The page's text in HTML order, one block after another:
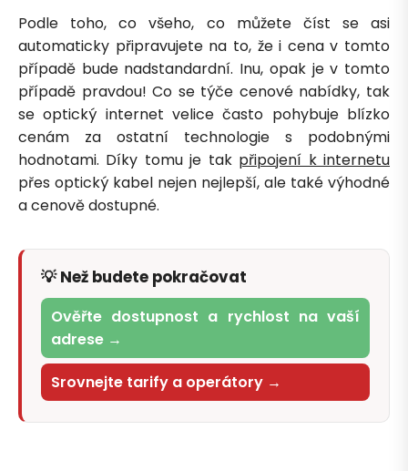
Podle toho, co všeho, co můžete číst se asi
automaticky připravujete na to, že i cena v tomto
případě bude nadstandardní. Inu, opak je v tomto
případě pravdou! Co se týče cenové nabídky, tak
se optický internet velice často pohybuje blízko
cenám za ostatní technologie s podobnými
hodnotami. Díky tomu je tak připojení k internetu
přes optický kabel nejen nejlepší, ale také výhodné
a cenově dostupné.
💡 Než budete pokračovat
Ověřte dostupnost a rychlost na vaší
adrese →
Srovnejte tarify a operátory →